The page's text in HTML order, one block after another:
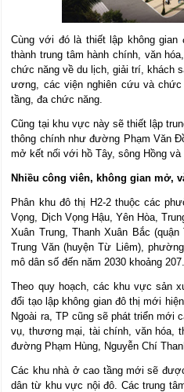
Cùng với đó là thiết lập không
thành trung tâm hành chính, văn
chức năng về du lịch, giải trí, khách
ương, các viện nghiên cứu và
tầng, đa chức năng.
Cũng tại khu vực này sẽ thiết lập
thông chính như đường Phạm Văn
mở kết nối với hồ Tây, sông Hồng
Nhiều công viên, không gian mở,
Phân khu đô thị H2-2 thuộc các
Vọng, Dịch Vọng Hậu, Yên Hòa,
Xuân Trung, Thanh Xuân Bắc
Trung Văn (huyện Từ Liêm),
mô dân số đến năm 2030 khoảng
Theo quy hoạch, các khu vực sản
đổi tạo lập không gian đô thị mới
Ngoài ra, TP cũng sẽ phát triển mới
vụ, thương mại, tài chính, văn hóa,
đường Phạm Hùng, Nguyễn Chí
Các khu nhà ở cao tầng mới sẽ
dân từ khu vực nội đô. Các trung